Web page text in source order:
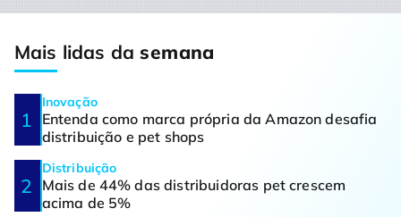
Mais lidas dasemana
Inovação
Entenda como marca própria da Amazon desafia
distribuição e pet shops
Distribuição
Mais de 44% das distribuidoras pet crescem
acima de 5%